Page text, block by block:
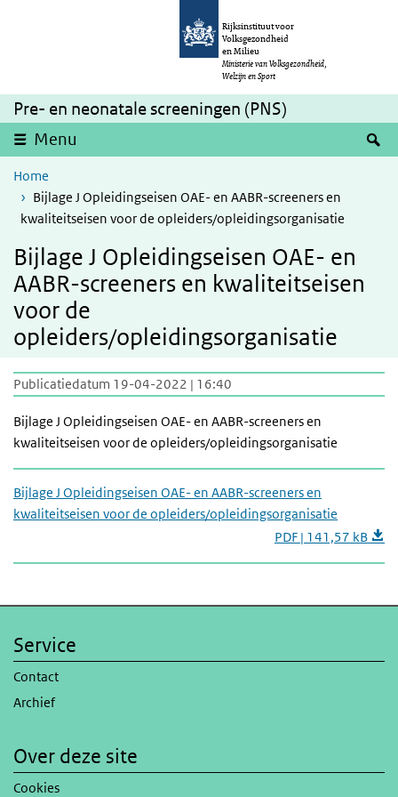
Overslaan en naar de inhoud gaan
Rijksinstituut voor
Volksgezondheid
en Milieu
Ministerie van Volksgezondheid,
Welzijn en Sport
Pre- en neonatale screeningen (PNS)
Menu
Home
Bijlage J Opleidingseisen OAE- en AABR-screeners en
kwaliteitseisen voor de opleiders/opleidingsorganisatie
Bijlage J Opleidingseisen OAE- en
AABR-screeners en kwaliteitseisen
voor de
opleiders/opleidingsorganisatie
Publicatiedatum 19-04-2022 | 16:40
Bijlage J Opleidingseisen OAE- en AABR-screeners en
kwaliteitseisen voor de opleiders/opleidingsorganisatie
Bijlage J Opleidingseisen OAE- en AABR-screeners en
kwaliteitseisen voor de opleiders/opleidingsorganisatie
PDF | 141,57 kB
Service
Contact
Archief
Over deze site
Cookies